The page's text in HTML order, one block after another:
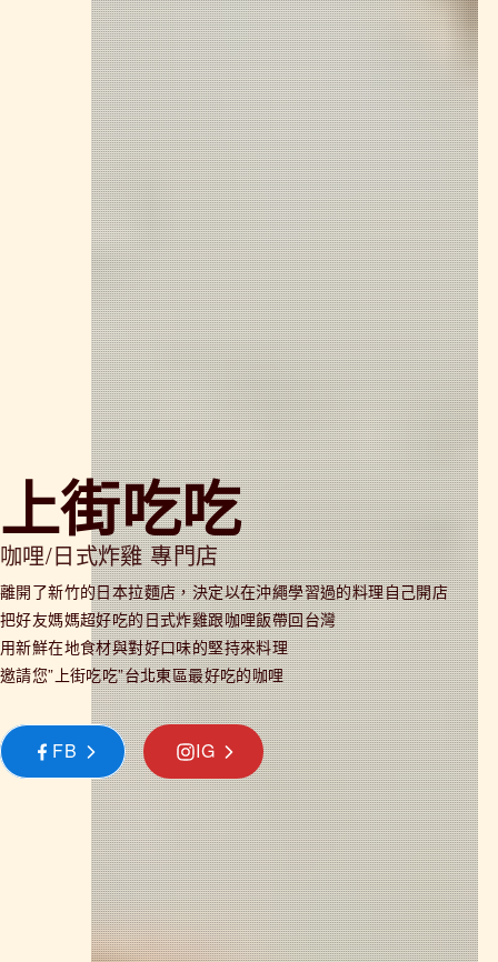
上街吃吃
咖哩/日式炸雞 專門店
離開了新竹的日本拉麵店，決定以在沖繩學習過的料理自己開店
把好友媽媽超好吃的日式炸雞跟咖哩飯帶回台灣
用新鮮在地食材與對好口味的堅持來料理
邀請您”上街吃吃”台北東區最好吃的咖哩
FB IG